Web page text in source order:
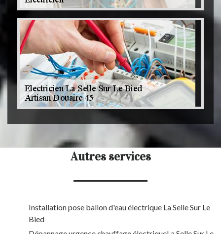
Autres services
Installation pose ballon d'eau électrique La Selle Sur Le
Bied